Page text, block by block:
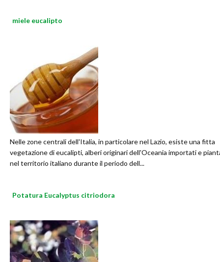
miele eucalipto
Nelle zone centrali dell'Italia, in particolare nel Lazio, esiste una fitta
vegetazione di eucalipti, alberi originari dell'Oceania importati e
nel territorio italiano durante il periodo dell...
Potatura Eucalyptus citriodora